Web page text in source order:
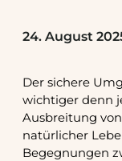
24. August
Der sichere
wichtiger denn
Ausbreitung
natürlicher
Begegnungen